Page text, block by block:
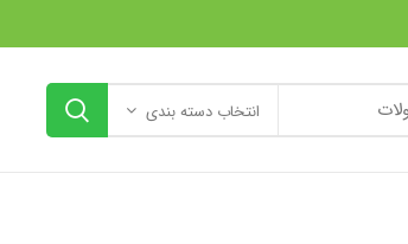
انتخاب دسته بندی